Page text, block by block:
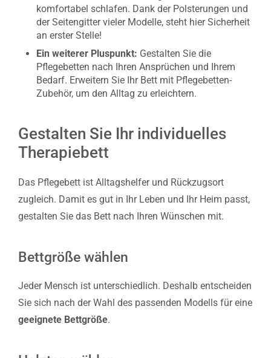
komfortabel schlafen. Dank der Polsterungen und
der Seitengitter vieler Modelle, steht hier Sicherheit
an erster Stelle!
Ein weiterer Pluspunkt: Gestalten Sie die
Pflegebetten nach Ihren Ansprüchen und Ihrem
Bedarf. Erweitern Sie Ihr Bett mit Pflegebetten-
Zubehör, um den Alltag zu erleichtern.
Gestalten Sie Ihr individuelles
Therapiebett
Das Pflegebett ist Alltagshelfer und Rückzugsort
zugleich. Damit es gut in Ihr Leben und Ihr Heim passt,
gestalten Sie das Bett nach Ihren Wünschen mit.
Bettgröße wählen
Jeder Mensch ist unterschiedlich. Deshalb entscheiden
Sie sich nach der Wahl des passenden Modells für eine
geeignete Bettgröße.